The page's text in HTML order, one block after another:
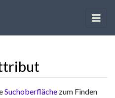
Suchoberfläche zum Finden